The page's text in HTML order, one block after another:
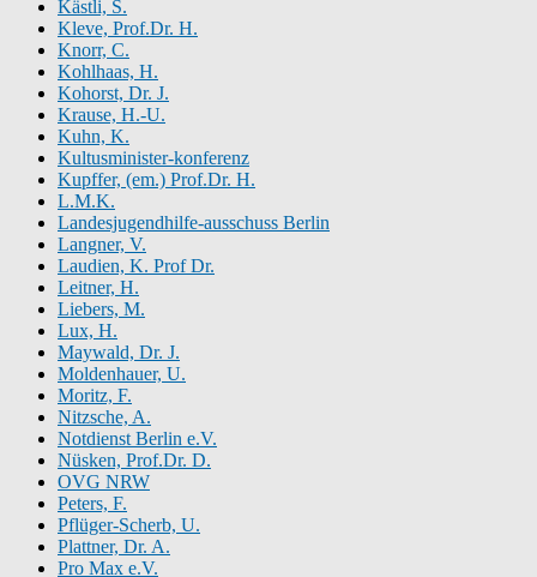
Kästli, S.
Kleve, Prof.Dr. H.
Knorr, C.
Kohlhaas, H.
Kohorst, Dr. J.
Krause, H.-U.
Kuhn, K.
Kultusminister-konferenz
Kupffer, (em.) Prof.Dr. H.
L.M.K.
Landesjugendhilfe-ausschuss Berlin
Langner, V.
Laudien, K. Prof Dr.
Leitner, H.
Liebers, M.
Lux, H.
Maywald, Dr. J.
Moldenhauer, U.
Moritz, F.
Nitzsche, A.
Notdienst Berlin e.V.
Nüsken, Prof.Dr. D.
OVG NRW
Peters, F.
Pflüger-Scherb, U.
Plattner, Dr. A.
Pro Max e.V.